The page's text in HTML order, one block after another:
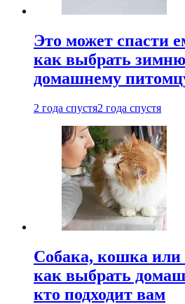
Это может спасти
как выбрать
домашнему
2 года спустя2 года спустя
Собака, кошка или
как выбрать
кто подходит вам